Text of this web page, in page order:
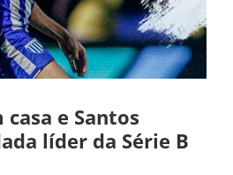
e Santos
líder da Série B